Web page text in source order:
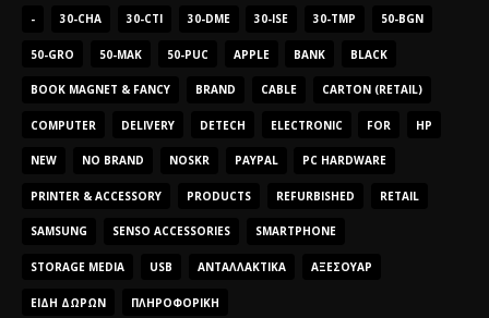
- 30-CHA 30-CTI 30-DME 30-ISE 30-TMP 50-BGN
50-GRO 50-MAK 50-PUC APPLE BANK BLACK
BOOK MAGNET & FANCY BRAND CABLE CARTON (RETAIL)
COMPUTER DELIVERY DETECH ELECTRONIC FOR HP
NEW NO BRAND NOSKR PAYPAL PC HARDWARE
PRINTER & ACCESSORY PRODUCTS REFURBISHED RETAIL
SAMSUNG SENSO ACCESSORIES SMARTPHONE
STORAGE MEDIA USB ΑΝΤΑΛΛΑΚΤΙΚΆ ΑΞΕΣΟΥΆΡ
ΕΊΔΗ ΔΏΡΩΝ ΠΛΗΡΟΦΟΡΙΚΉ